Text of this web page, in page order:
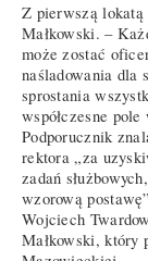
Z pierwszą lokatą
Małkowski. –
może zostać
naśladowania dla
sprostania
współczesne
Podporucznik
rektora „za
zadań
wzorową
Wojciech
Małkowski, który